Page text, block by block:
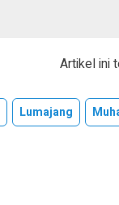
Artikel ini
Lumajang